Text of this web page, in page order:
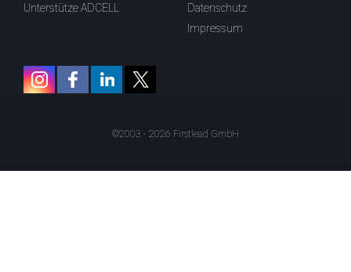
Unterstütze ADCELL
Datenschutz
Impressum
©2003 - 2026 Firstlead GmbH